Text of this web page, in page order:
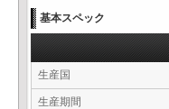
基本スペック
生産国
生産期間